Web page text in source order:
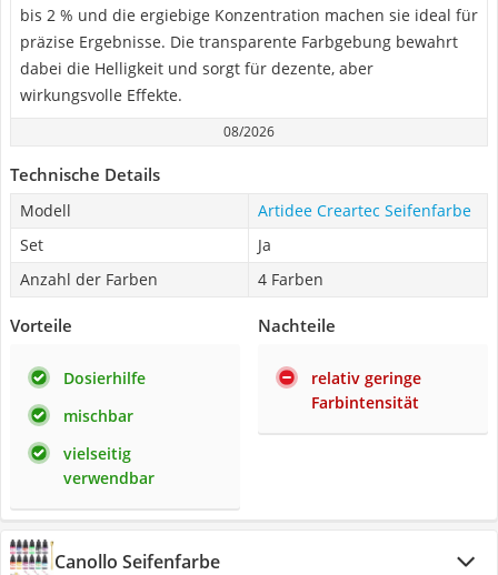
bis 2 % und die ergiebige Konzentration machen sie ideal für
präzise Ergebnisse. Die transparente Farbgebung bewahrt
dabei die Helligkeit und sorgt für dezente, aber
wirkungsvolle Effekte.
08/2026
Technische Details
Modell
Artidee Creartec Seifenfarbe
Set
Ja
Anzahl der Farben
4 Farben
Vorteile
Dosierhilfe
mischbar
vielseitig
verwendbar
Nachteile
relativ geringe
Farbintensität
Canollo Seifenfarbe